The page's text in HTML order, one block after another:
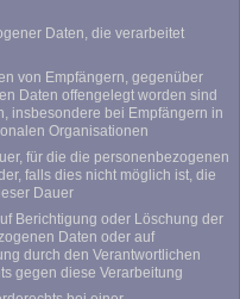
Daten, die verarbeitet
von Empfängern, gegenüber
Daten offengelegt worden sind
insbesondere bei Empfängern in
Organisationen
für die die personenbezogenen
falls dies nicht möglich ist, die
Dauer
Berichtigung oder Löschung der
Daten oder auf
durch den Verantwortlichen
gegen diese Verarbeitung